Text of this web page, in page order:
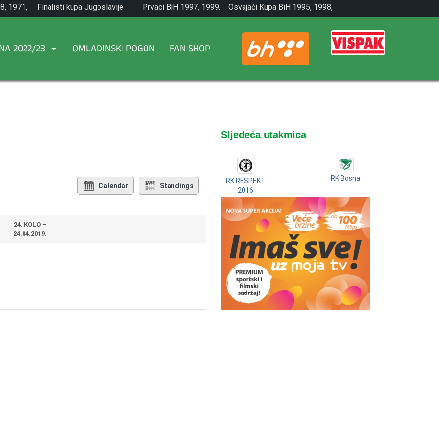
1971,
Finalisti kupa Jugoslavije
1965.
Prvaci BiH 1997, 1999.
Osvajači Kupa BiH 1995, 1998,
2001.
2022/23 OMLADINSKI POGON FAN SHOP
Calendar Standings
24. KOLO –
24.04.2019.
Sljedeća utakmica
RK RESPEKT
2016
RK Bosna